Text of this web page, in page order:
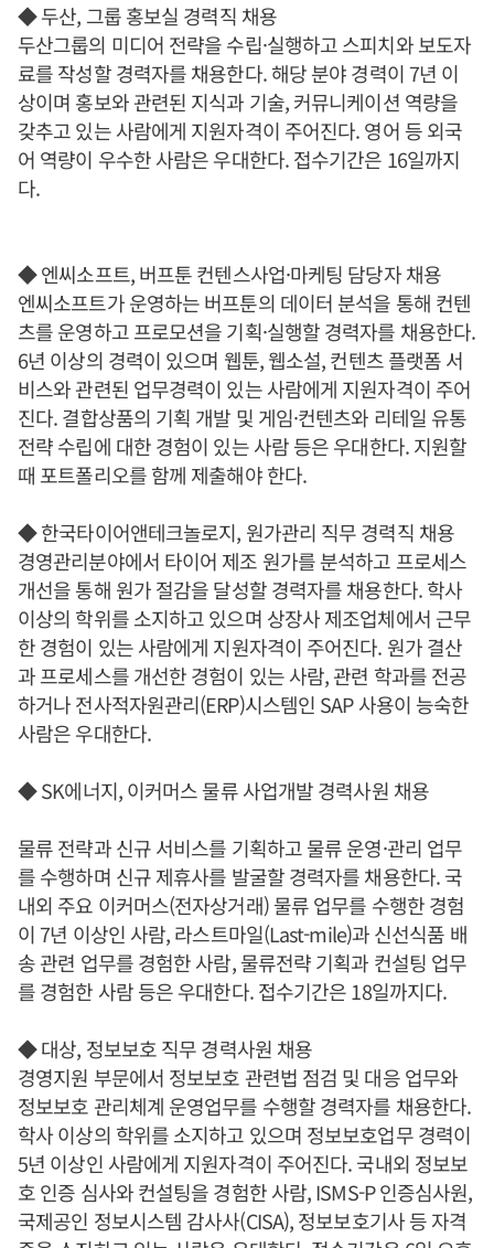
◆ 두산, 그룹 홍보실 경력직 채용
두산그룹의 미디어 전략을 수립·실행하고 스피치와 보도자
료를 작성할 경력자를 채용한다. 해당 분야 경력이 7년 이
상이며 홍보와 관련된 지식과 기술, 커뮤니케이션 역량을
갖추고 있는 사람에게 지원자격이 주어진다. 영어 등 외국
어 역량이 우수한 사람은 우대한다. 접수기간은 16일까지
다.
◆ 엔씨소프트, 버프툰 컨텐스사업·마케팅 담당자 채용
엔씨소프트가 운영하는 버프툰의 데이터 분석을 통해 컨텐
츠를 운영하고 프로모션을 기획·실행할 경력자를 채용한다.
6년 이상의 경력이 있으며 웹툰, 웹소설, 컨텐츠 플랫폼 서
비스와 관련된 업무경력이 있는 사람에게 지원자격이 주어
진다. 결합상품의 기획 개발 및 게임·컨텐츠와 리테일 유통
전략 수립에 대한 경험이 있는 사람 등은 우대한다. 지원할
때 포트폴리오를 함께 제출해야 한다.
◆ 한국타이어앤테크놀로지, 원가관리 직무 경력직 채용
경영관리분야에서 타이어 제조 원가를 분석하고 프로세스
개선을 통해 원가 절감을 달성할 경력자를 채용한다. 학사
이상의 학위를 소지하고 있으며 상장사 제조업체에서 근무
한 경험이 있는 사람에게 지원자격이 주어진다. 원가 결산
과 프로세스를 개선한 경험이 있는 사람, 관련 학과를 전공
하거나 전사적자원관리(ERP)시스템인 SAP 사용이 능숙한
사람은 우대한다.
◆ SK에너지, 이커머스 물류 사업개발 경력사원 채용
물류 전략과 신규 서비스를 기획하고 물류 운영·관리 업무
를 수행하며 신규 제휴사를 발굴할 경력자를 채용한다. 국
내외 주요 이커머스(전자상거래) 물류 업무를 수행한 경험
이 7년 이상인 사람, 라스트마일(Last-mile)과 신선식품 배
송 관련 업무를 경험한 사람, 물류전략 기획과 컨설팅 업무
를 경험한 사람 등은 우대한다. 접수기간은 18일까지다.
◆ 대상, 정보보호 직무 경력사원 채용
경영지원 부문에서 정보보호 관련법 점검 및 대응 업무와
정보보호 관리체계 운영업무를 수행할 경력자를 채용한다.
학사 이상의 학위를 소지하고 있으며 정보보호업무 경력이
5년 이상인 사람에게 지원자격이 주어진다. 국내외 정보보
호 인증 심사와 컨설팅을 경험한 사람, ISMS-P 인증심사원,
국제공인 정보시스템 감사사(CISA), 정보보호기사 등 자격